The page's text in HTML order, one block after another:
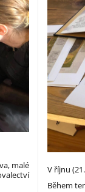
malé
V říjnu
Během